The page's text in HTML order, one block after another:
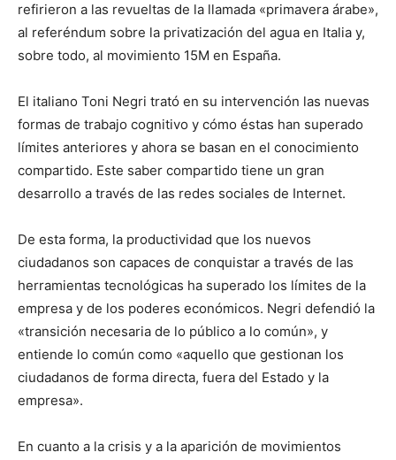
refirieron a las revueltas de la llamada «primavera árabe»,
al referéndum sobre la privatización del agua en Italia y,
sobre todo, al movimiento 15M en España.
El italiano Toni Negri trató en su intervención las nuevas
formas de trabajo cognitivo y cómo éstas han superado
límites anteriores y ahora se basan en el conocimiento
compartido. Este saber compartido tiene un gran
desarrollo a través de las redes sociales de Internet.
De esta forma, la productividad que los nuevos
ciudadanos son capaces de conquistar a través de las
herramientas tecnológicas ha superado los límites de la
empresa y de los poderes económicos. Negri defendió la
«transición necesaria de lo público a lo común», y
entiende lo común como «aquello que gestionan los
ciudadanos de forma directa, fuera del Estado y la
empresa».
En cuanto a la crisis y a la aparición de movimientos